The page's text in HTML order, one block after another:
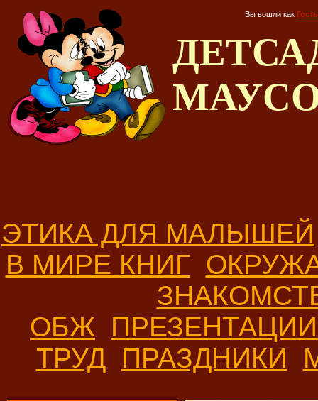
Вы вошли как Гость
ЭТИКА ДЛЯ МАЛЫШЕЙ
В МИРЕ КНИГ
ОБЖ
ТРУД ПРАЗДНИКИ